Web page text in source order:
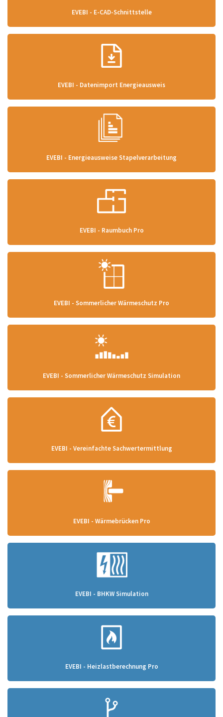
EVEBI - E-CAD-Schnittstelle
EVEBI - Datenimport Energieausweis
EVEBI - Energieausweise Stapelverarbeitung
EVEBI - Raumbuch Pro
EVEBI - Sommerlicher Wärmeschutz Pro
EVEBI - Sommerlicher Wärmeschutz Simulation
EVEBI - Vereinfachte Sachwertermittlung
EVEBI - Wärmebrücken Pro
EVEBI - BHKW Simulation
EVEBI - Heizlastberechnung Pro